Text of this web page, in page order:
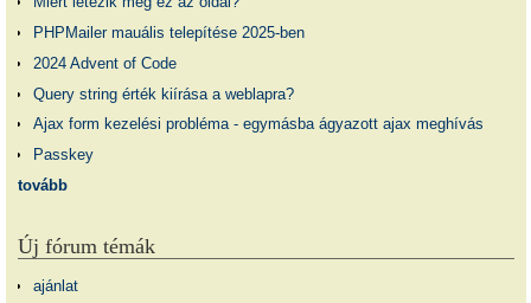
PHPMailer mauális telepítése 2025-ben
2024 Advent of Code
Query string érték kiírása a weblapra?
Ajax form kezelési probléma - egymásba ágyazott ajax meghívás
Passkey
tovább
Új fórum témák
ajánlat